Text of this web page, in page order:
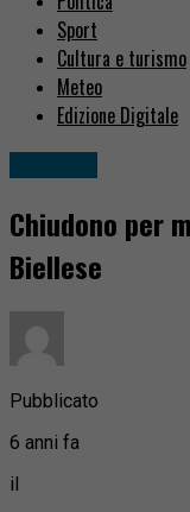
Sport
Cultura e turismo
Meteo
Edizione Digitale
Chiudono per
Biellese
Pubblicato
6 anni fa
il